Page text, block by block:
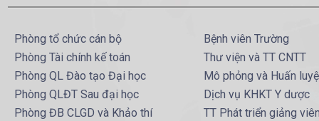
Phòng tổ chức cán bộ
Phòng Tài chính kế toán
Phòng QL Đào tạo Đại học
Phòng QLĐT Sau đại học
Phòng ĐB CLGD và Khảo thí
Bệnh viên Trường
Thư viện và TT CNTT
Mô phỏng và Huấn
Dịch vụ KHKT Y dược
TT Phát triển giảng